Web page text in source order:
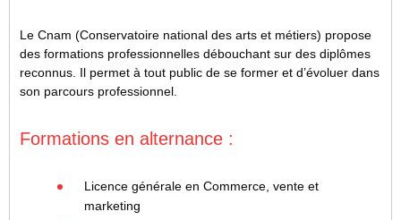
Le Cnam (Conservatoire national des arts et métiers) propose
des formations professionnelles débouchant sur des diplômes
reconnus. Il permet à tout public de se former et d’évoluer dans
son parcours professionnel.
Formations en alternance :
Licence générale en Commerce, vente et
marketing